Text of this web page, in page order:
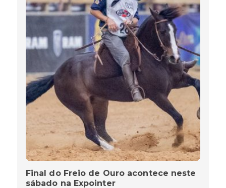
Final do Freio de Ouro acontece neste
sábado na Expointer